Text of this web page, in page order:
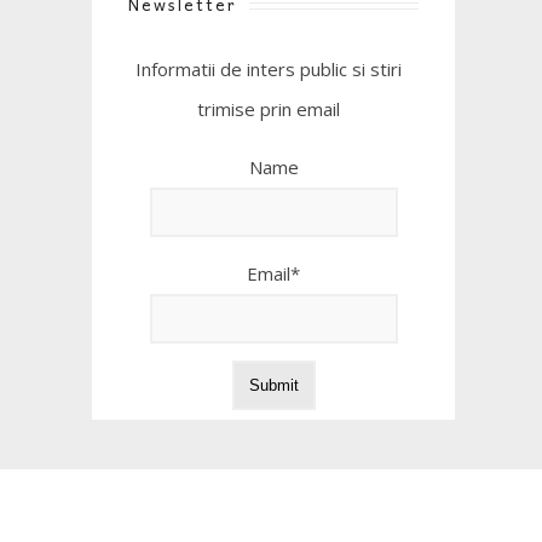
Informatii de inters public si stiri
trimise prin email
Name
Email*